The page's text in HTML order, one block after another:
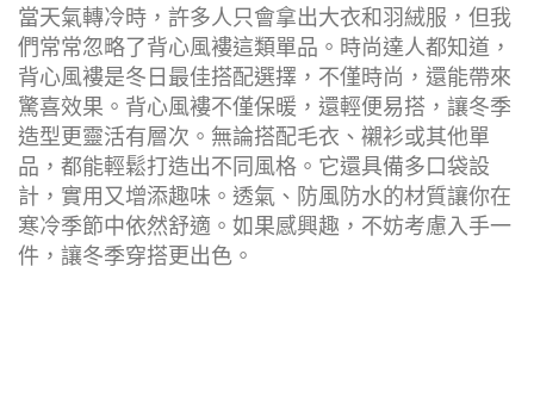
當天氣轉冷時，許多人只會拿出大衣和羽絨服，但我
們常常忽略了背心風褸這類單品。時尚達人都知道，
背心風褸是冬日最佳搭配選擇，不僅時尚，還能帶來
驚喜效果。背心風褸不僅保暖，還輕便易搭，讓冬季
造型更靈活有層次。無論搭配毛衣、襯衫或其他單
品，都能輕鬆打造出不同風格。它還具備多口袋設
計，實用又增添趣味。透氣、防風防水的材質讓你在
寒冷季節中依然舒適。如果感興趣，不妨考慮入手一
件，讓冬季穿搭更出色。